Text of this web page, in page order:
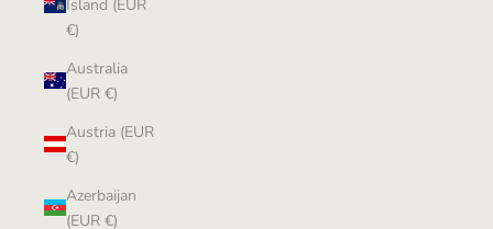
Island (EUR
€)
Australia
(EUR €)
Austria (EUR
€)
Azerbaijan
(EUR €)